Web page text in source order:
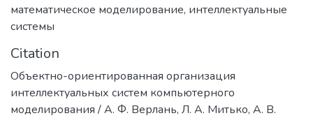
математическое моделирование, интеллектуальные
системы
Citation
Объектно-ориентированная организация
интеллектуальных систем компьютерного
моделирования / А. Ф. Верлань, Л. А. Митько, А. В.